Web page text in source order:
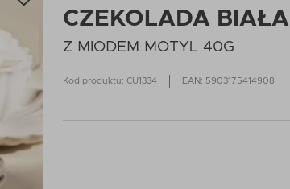
CZEKOLADA BIAŁA
Z MIODEM MOTYL 40G
Kod produktu: CU1334 EAN: 5903175414908